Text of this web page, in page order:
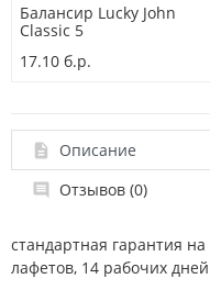
Балансир Lucky John
Classic 5
17.10 б.р.
Описание
Отзывов (0)
стандартная гарантия
лафетов, 14 рабочих дней